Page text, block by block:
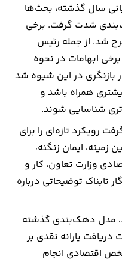
سال گذشته، بحث‌ها
شدت گرفت. برخی
شد. از جمله رئیس
ابهامات در نحوه
بازنگری در این شیوه شد
بیشتری همراه باشد و
شناسایی شوند.
رویکرد تازه‌ای را برای
ایمان زنگنه،
وزارت تعاون، کار و
تابناک توضیحاتی درباره
مدل دهک‌بندی گذشته
یارانه نقدی بر
اقتصادی انجام